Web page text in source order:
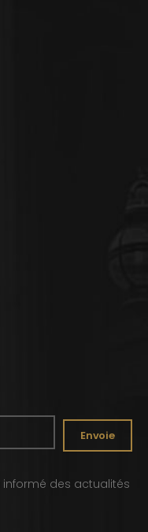
Envoie
informé des actualités